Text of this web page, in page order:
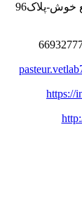
تهران-میدان توحید-خیابان پرچم-نرسیده به تقاطع خوش-پلاک96
https://